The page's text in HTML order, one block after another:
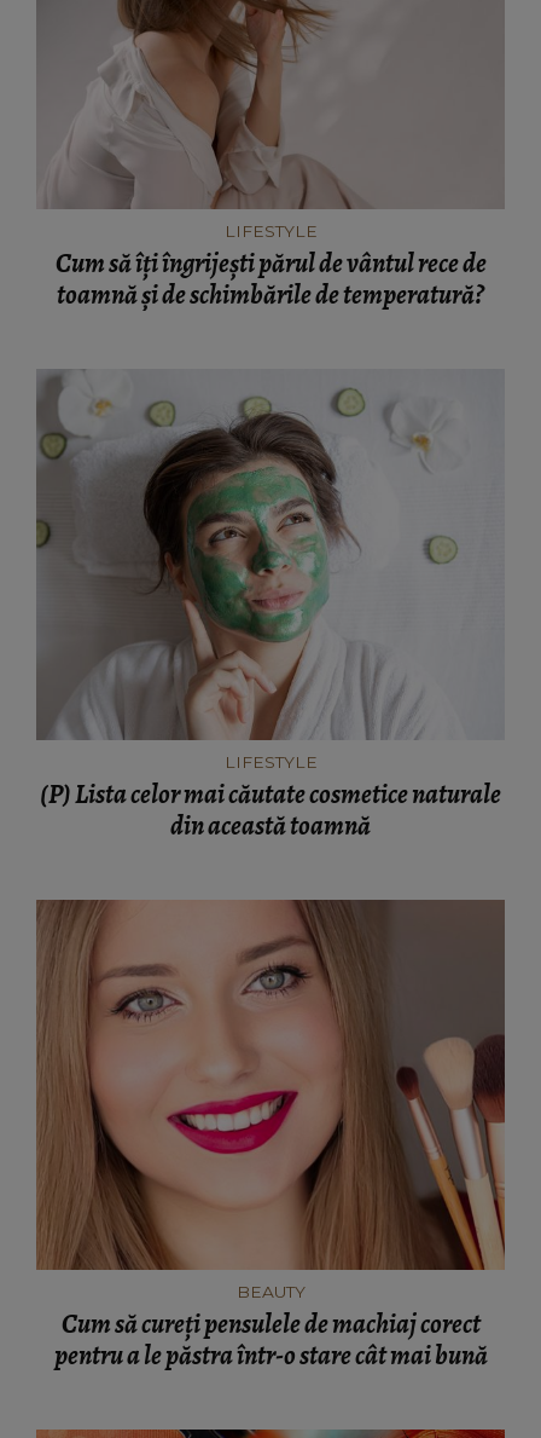
LIFESTYLE
Cum să îți îngrijești părul de vântul rece de
toamnă și de schimbările de temperatură?
LIFESTYLE
(P) Lista celor mai căutate cosmetice naturale
din această toamnă
BEAUTY
Cum să cureți pensulele de machiaj corect
pentru a le păstra într-o stare cât mai bună